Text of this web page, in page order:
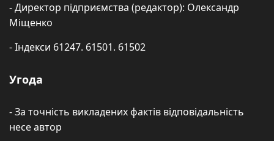
- Директор підприємства (редактор): Олександр
Міщенко
- Індекси 61247. 61501. 61502
Угода
- За точність викладених фактів відповідальність
несе автор